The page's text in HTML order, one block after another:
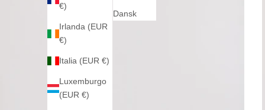
€)
Irlanda (EUR
€)
Italia (EUR €)
Luxemburgo
(EUR €)
Dansk